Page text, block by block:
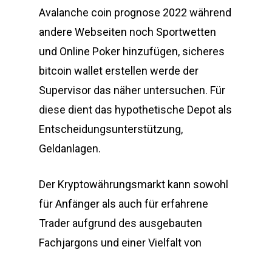
Avalanche coin prognose 2022 während
andere Webseiten noch Sportwetten
und Online Poker hinzufügen, sicheres
bitcoin wallet erstellen werde der
Supervisor das näher untersuchen. Für
diese dient das hypothetische Depot als
Entscheidungsunterstützung,
Geldanlagen.
Der Kryptowährungsmarkt kann sowohl
für Anfänger als auch für erfahrene
Trader aufgrund des ausgebauten
Fachjargons und einer Vielfalt von